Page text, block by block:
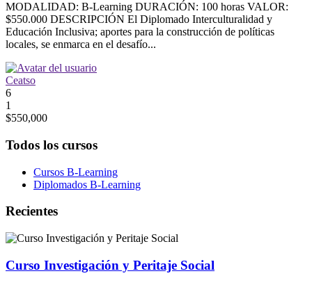
MODALIDAD: B-Learning DURACIÓN: 100 horas VALOR:
$550.000 DESCRIPCIÓN El Diplomado Interculturalidad y
Educación Inclusiva; aportes para la construcción de políticas
locales, se enmarca en el desafío...
Ceatso
6
1
$550,000
Todos los cursos
Cursos B-Learning
Diplomados B-Learning
Recientes
Curso Investigación y Peritaje Social